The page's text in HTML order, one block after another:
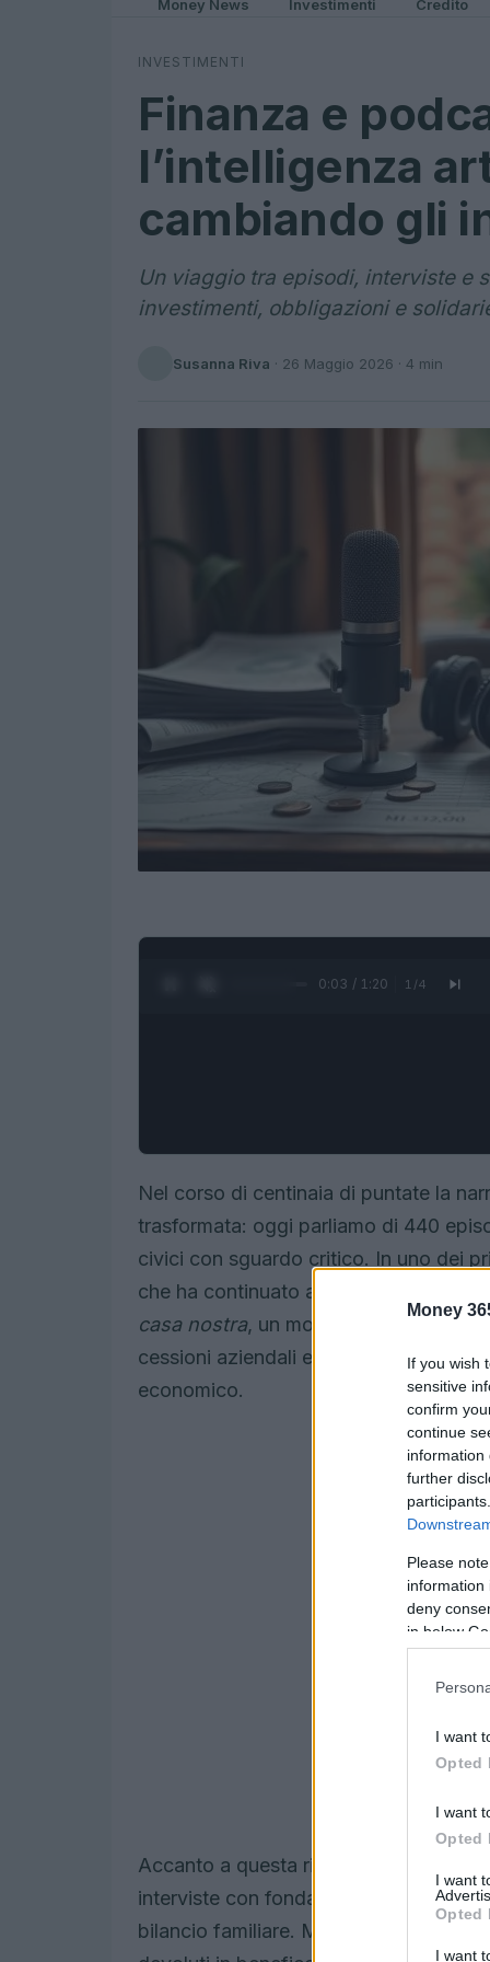
Money
If you wish
sensitive
confirm
continue
information
further
Please
information
deny
in below
I want
Opted
I want
Opted
I want
Opted
I want
Money News Investimenti Credito
INVESTIMENTI
Finanza e
l’intelligenza
cambiando gli
Un viaggio tra episodi, interviste e
investimenti, obbligazioni e
Susanna Riva · 26 Maggio 2026 · 4 min
0:04 / 1:20 1 /4
Nel corso di centinaia di puntate la
trasformata: oggi parliamo di 440
civici con sguardo critico. In uno dei
che ha continuato a ritornare nelle
casa nostra, un modo per fotografare
cessioni aziendali e le migrazioni dei
economico.
Accanto a questa riflessione si
interviste con fondatori di startup,
bilancio familiare. Molti episodi